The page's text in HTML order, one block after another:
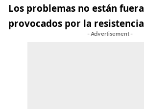
Los problemas no están
provocados por la
- Advertisement -